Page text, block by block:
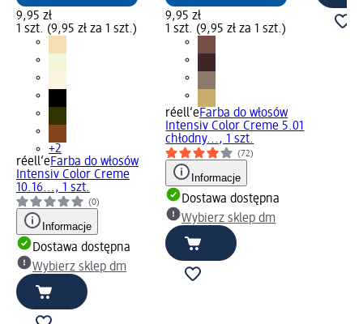
9,95 zł
1 szt. (9,95 zł za 1 szt.)
+2
réell‘eFarba do włosów
Intensiv Color Creme
10.16..., 1 szt.
(0)
Informacje
Dostawa dostępna
Wybierz sklep dm
9,95 zł
1 szt. (9,95 zł za 1 szt.)
réell‘eFarba do włosów
Intensiv Color Creme 5.01
chłodny..., 1 szt.
(72)
Informacje
Dostawa dostępna
Wybierz sklep dm